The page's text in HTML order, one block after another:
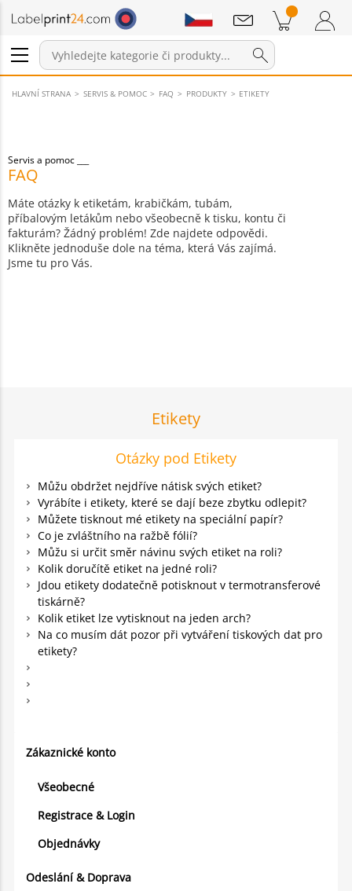
Přihlášení / Registrace
Položky v košíku Nákupní Košík
Sdělení
HLAVNÍ STRANA SERVIS & POMOC FAQ PRODUKTY ETIKETY
Servis a pomoc
FAQ
Máte otázky k etiketám, krabičkám, tubám,
příbalovým letákům nebo všeobecně k tisku, kontu či
fakturám? Žádný problém! Zde najdete odpovědi.
Klikněte jednoduše dole na téma, která Vás zajímá.
Jsme tu pro Vás.
Etikety
Zákaznické konto
Všeobecné
Registrace & Login
Objednávky
Odeslání & Doprava
Otázky pod Etikety
Můžu obdržet nejdříve nátisk svých etiket?
Vyrábíte i etikety, které se dají beze zbytku odlepit?
Můžete tisknout mé etikety na speciální papír?
Co je zvláštního na ražbě fólií?
Můžu si určit směr návinu svých etiket na roli?
Kolik doručítě etiket na jedné roli?
Jdou etikety dodatečně potisknout v termotransferové
tiskárně?
Kolik etiket lze vytisknout na jeden arch?
Na co musím dát pozor při vytváření tiskových dat pro
etikety?